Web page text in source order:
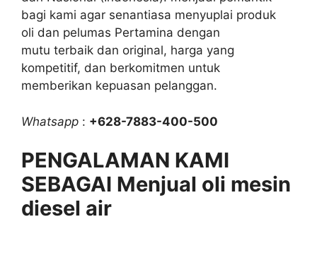
bagi kami agar senantiasa menyuplai produk
oli dan pelumas Pertamina dengan
mutu terbaik dan original, harga yang
kompetitif, dan berkomitmen untuk
memberikan kepuasan pelanggan.
Whatsapp : +628-7883-400-500
PENGALAMAN KAMI
SEBAGAI Menjual oli mesin
diesel air